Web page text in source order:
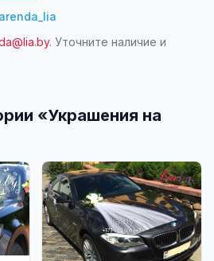
. Уточните наличие и
«Украшения на